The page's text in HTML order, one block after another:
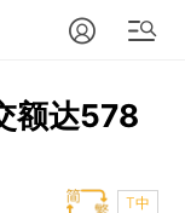
额达578
T中